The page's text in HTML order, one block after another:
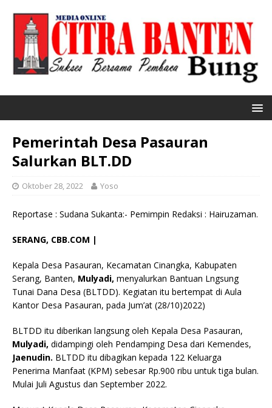
Pemerintah Desa Pasauran
Salurkan BLT.DD
Oktober 28, 2022 Yoso
Reportase : Sudana Sukanta:- Pemimpin Redaksi : Hairuzaman.
SERANG, CBB.COM |
Kepala Desa Pasauran, Kecamatan Cinangka, Kabupaten
Serang, Banten, Mulyadi, menyalurkan Bantuan Lngsung
Tunai Dana Desa (BLTDD). Kegiatan itu bertempat di Aula
Kantor Desa Pasauran, pada Jum’at (28/10)2022)
BLTDD itu diberikan langsung oleh Kepala Desa Pasauran,
Mulyadi, didampingi oleh Pendamping Desa dari Kemendes,
Jaenudin. BLTDD itu dibagikan kepada 122 Keluarga
Penerima Manfaat (KPM) sebesar Rp.900 ribu untuk tiga bulan.
Mulai Juli Agustus dan September 2022.